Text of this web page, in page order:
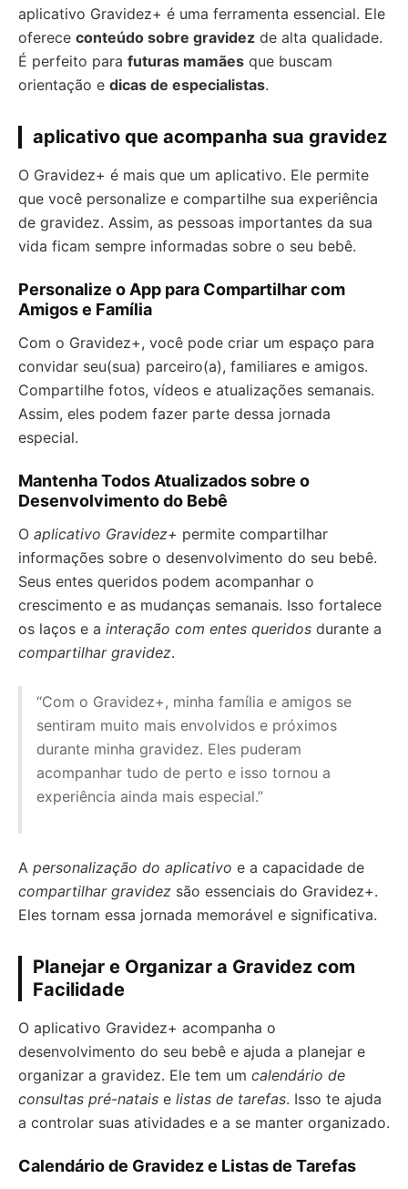
aplicativo Gravidez+ é uma ferramenta essencial. Ele
oferece conteúdo sobre gravidez de alta qualidade.
É perfeito para futuras mamães que buscam
orientação e dicas de especialistas.
aplicativo que acompanha sua gravidez
O Gravidez+ é mais que um aplicativo. Ele permite
que você personalize e compartilhe sua experiência
de gravidez. Assim, as pessoas importantes da sua
vida ficam sempre informadas sobre o seu bebê.
Personalize o App para Compartilhar com
Amigos e Família
Com o Gravidez+, você pode criar um espaço para
convidar seu(sua) parceiro(a), familiares e amigos.
Compartilhe fotos, vídeos e atualizações semanais.
Assim, eles podem fazer parte dessa jornada
especial.
Mantenha Todos Atualizados sobre o
Desenvolvimento do Bebê
O aplicativo Gravidez+ permite compartilhar
informações sobre o desenvolvimento do seu bebê.
Seus entes queridos podem acompanhar o
crescimento e as mudanças semanais. Isso fortalece
os laços e a interação com entes queridos durante a
compartilhar gravidez.
“Com o Gravidez+, minha família e amigos se
sentiram muito mais envolvidos e próximos
durante minha gravidez. Eles puderam
acompanhar tudo de perto e isso tornou a
experiência ainda mais especial.”
A personalização do aplicativo e a capacidade de
compartilhar gravidez são essenciais do Gravidez+.
Eles tornam essa jornada memorável e significativa.
Planejar e Organizar a Gravidez com
Facilidade
O aplicativo Gravidez+ acompanha o
desenvolvimento do seu bebê e ajuda a planejar e
organizar a gravidez. Ele tem um calendário de
consultas pré-natais e listas de tarefas. Isso te ajuda
a controlar suas atividades e a se manter organizado.
Calendário de Gravidez e Listas de Tarefas